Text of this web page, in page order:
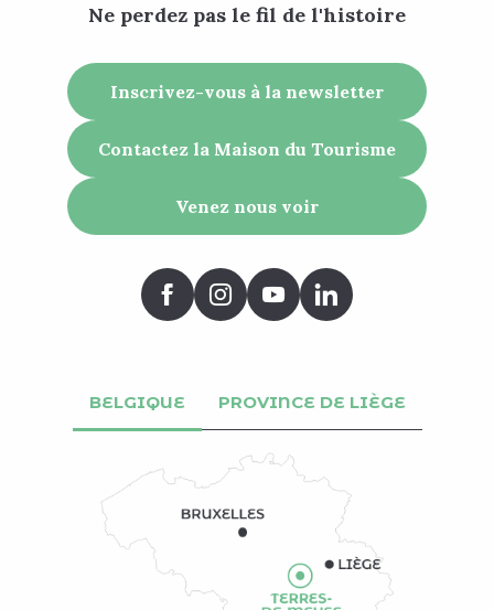
Ne perdez pas le fil de l'histoire
Inscrivez-vous à la newsletter
Contactez la Maison du Tourisme
Venez nous voir
BELGIQUE PROVINCE DE LIÈGE